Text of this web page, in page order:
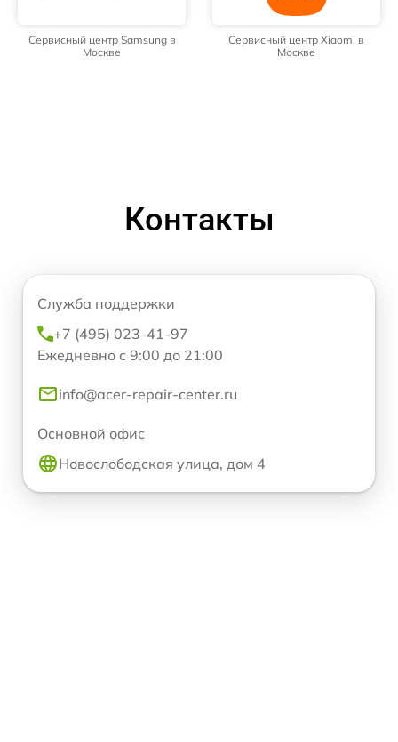
Сервисный центр Samsung в
Москве
Сервисный центр Xiaomi в
Москве
Контакты
Служба поддержки
+7 (495) 023-41-97
Ежедневно с 9:00 до 21:00
info@acer-repair-center.ru
Основной офис
Новослободская улица, дом 4